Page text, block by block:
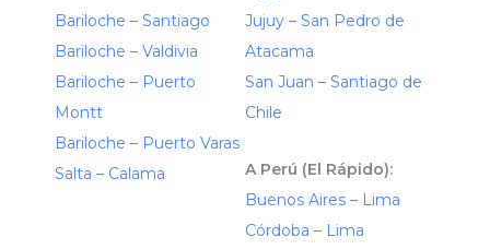
Bariloche – Santiago
Bariloche – Valdivia
Bariloche – Puerto
Montt
Bariloche – Puerto Varas
Salta – Calama
Jujuy – San Pedro de
Atacama
San Juan – Santiago de
Chile
A Perú (El Rápido):
Buenos Aires – Lima
Córdoba – Lima